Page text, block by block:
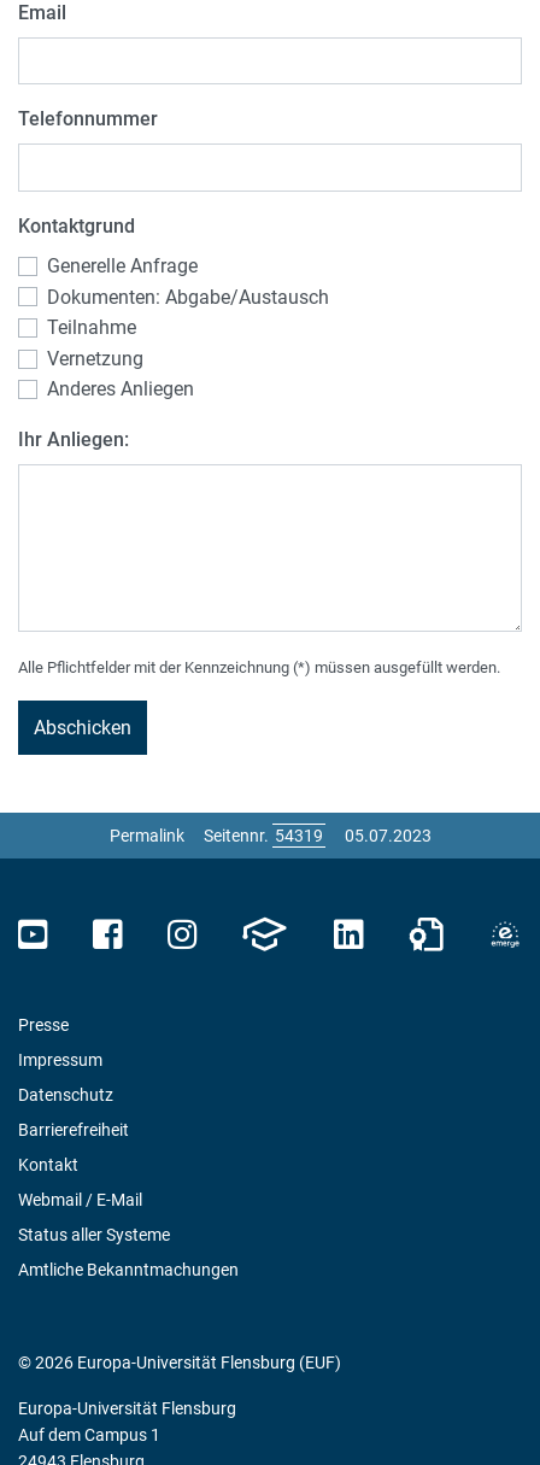
Email
Telefonnummer
Kontaktgrund
Generelle Anfrage
Dokumenten: Abgabe/Austausch
Teilnahme
Vernetzung
Anderes Anliegen
Ihr Anliegen:
Alle Pflichtfelder mit der Kennzeichnung (*) müssen ausgefüllt werden.
Permalink Seitennr. 05.07.2023
Presse
Impressum
Datenschutz
Barrierefreiheit
Kontakt
Webmail / E-Mail
Status aller Systeme
Amtliche Bekanntmachungen
© 2026 Europa-Universität Flensburg (EUF)
Europa-Universität Flensburg
Auf dem Campus 1
24943 Flensburg